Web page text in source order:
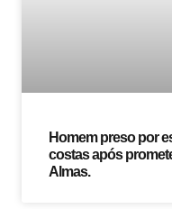
Homem preso por
costas após
Almas.